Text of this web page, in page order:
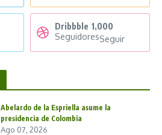
Dribbble 1,000
SeguidoresSeguir
Abelardo de la Espriella asume la
presidencia de Colombia
Ago 07, 2026